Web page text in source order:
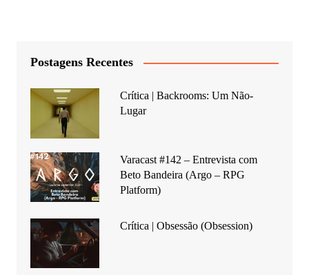
Postagens Recentes
Crítica | Backrooms: Um Não-
Lugar
Varacast #142 – Entrevista com
Beto Bandeira (Argo – RPG
Platform)
Crítica | Obsessão (Obsession)